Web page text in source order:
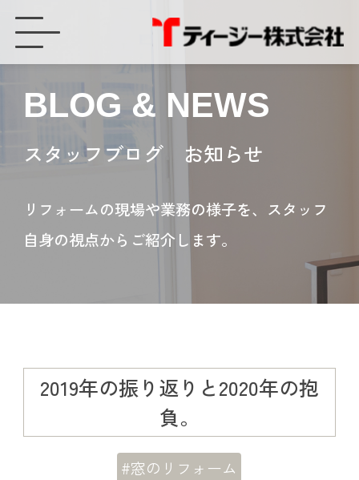
BLOG & NEWS
スタッフブログ お知らせ
リフォームの現場や業務の様子を、スタッフ
自身の視点からご紹介します。
2019年の振り返りと2020年の抱
負。
#窓のリフォーム